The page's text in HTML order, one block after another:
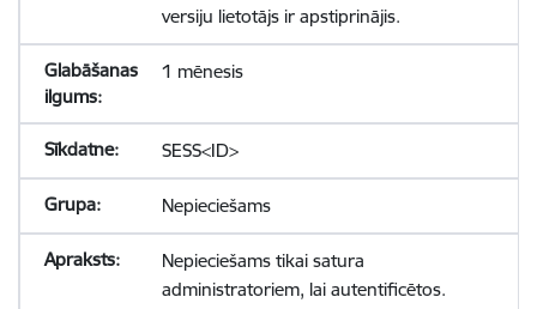
versiju lietotājs ir apstiprinājis.
1 mēnesis
SESS<ID>
Nepieciešams
Nepieciešams tikai satura
administratoriem, lai autentificētos.